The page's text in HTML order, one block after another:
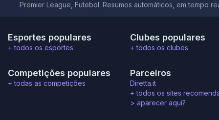
Premier League, Futebol. Resumos automáticos, em tempo
Esportes populares
+ todos os esportes
Clubes populares
+ todos os clubes
Competições populares
+ todas as competições
Parceiros
Diretta.it
+ todos os sites
> aparecer aqui?